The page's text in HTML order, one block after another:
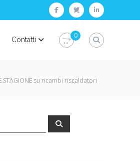
facebooktwitterlinkedin
Contatti
0
STAGIONE su ricambi riscaldatori
Search